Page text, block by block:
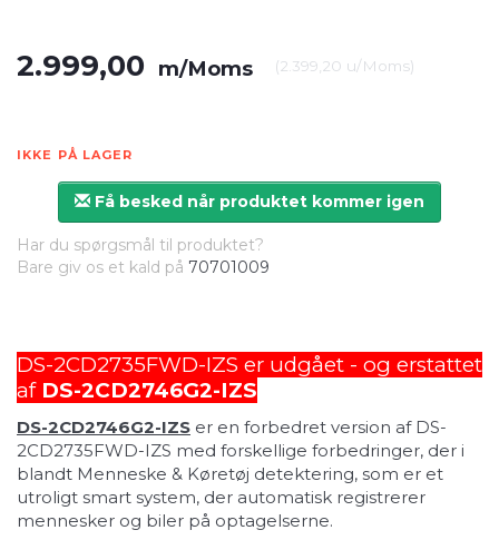
2.999,00 m/Moms (2.399,20 u/Moms)
IKKE PÅ LAGER
Få besked når produktet kommer igen
Har du spørgsmål til produktet?
Bare giv os et kald på 70701009
DS-2CD2735FWD-IZS er udgået - og erstattet
af DS-2CD2746G2-IZS
DS-2CD2746G2-IZS er en forbedret version af DS-
2CD2735FWD-IZS med forskellige forbedringer, der i
blandt Menneske & Køretøj detektering, som er et
utroligt smart system, der automatisk registrerer
mennesker og biler på optagelserne.